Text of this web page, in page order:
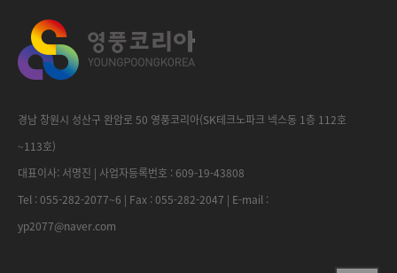
경남 창원시 성산구 완암로 50 영풍코리아(SK테크노파크 넥스동 1층 112호
~113호)
대표이사: 서명진 | 사업자등록번호 : 609-19-43808
Tel : 055-282-2077~6 | Fax : 055-282-2047 | E-mail :
yp2077@naver.com